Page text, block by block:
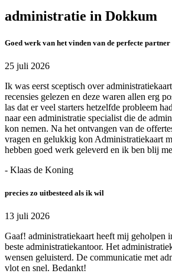
administratie in Dokkum
Goed werk van het vinden van de perfecte partner
25 juli 2026
Ik was eerst sceptisch over
recensies gelezen en deze waren allen erg
las dat er veel starters hetzelfde probleem
naar een administratie specialist die de
kon nemen. Na het ontvangen van de
vragen en gelukkig kon Administratiekaart
hebben goed werk geleverd en ik ben blij
- Klaas de Koning
precies zo uitbesteed als ik wil
13 juli 2026
Gaaf! administratiekaart heeft mij geholpen
beste administratiekantoor. Het
wensen geluisterd. De communicatie met
vlot en snel. Bedankt!